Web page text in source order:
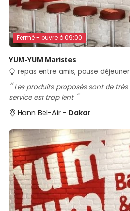
Fermé - ouvre à 09:00
YUM-YUM Maristes
repas entre amis, pause déjeuner
Les produits proposés sont de très bonnes qualités mais le
service est trop lent
Hann Bel-Air - Dakar